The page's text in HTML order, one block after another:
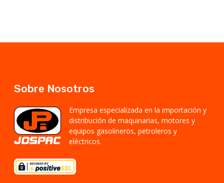
Sobre Nosotros
Empresa especializada en la importación y
distribución de maquinarias, motores y
equipos gasolineros, petroleros y
eléctricos.